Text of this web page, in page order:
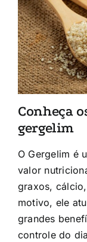
Conheça
gergelim
O Gergelim é
valor
graxos,
motivo, ele
grandes
controle do